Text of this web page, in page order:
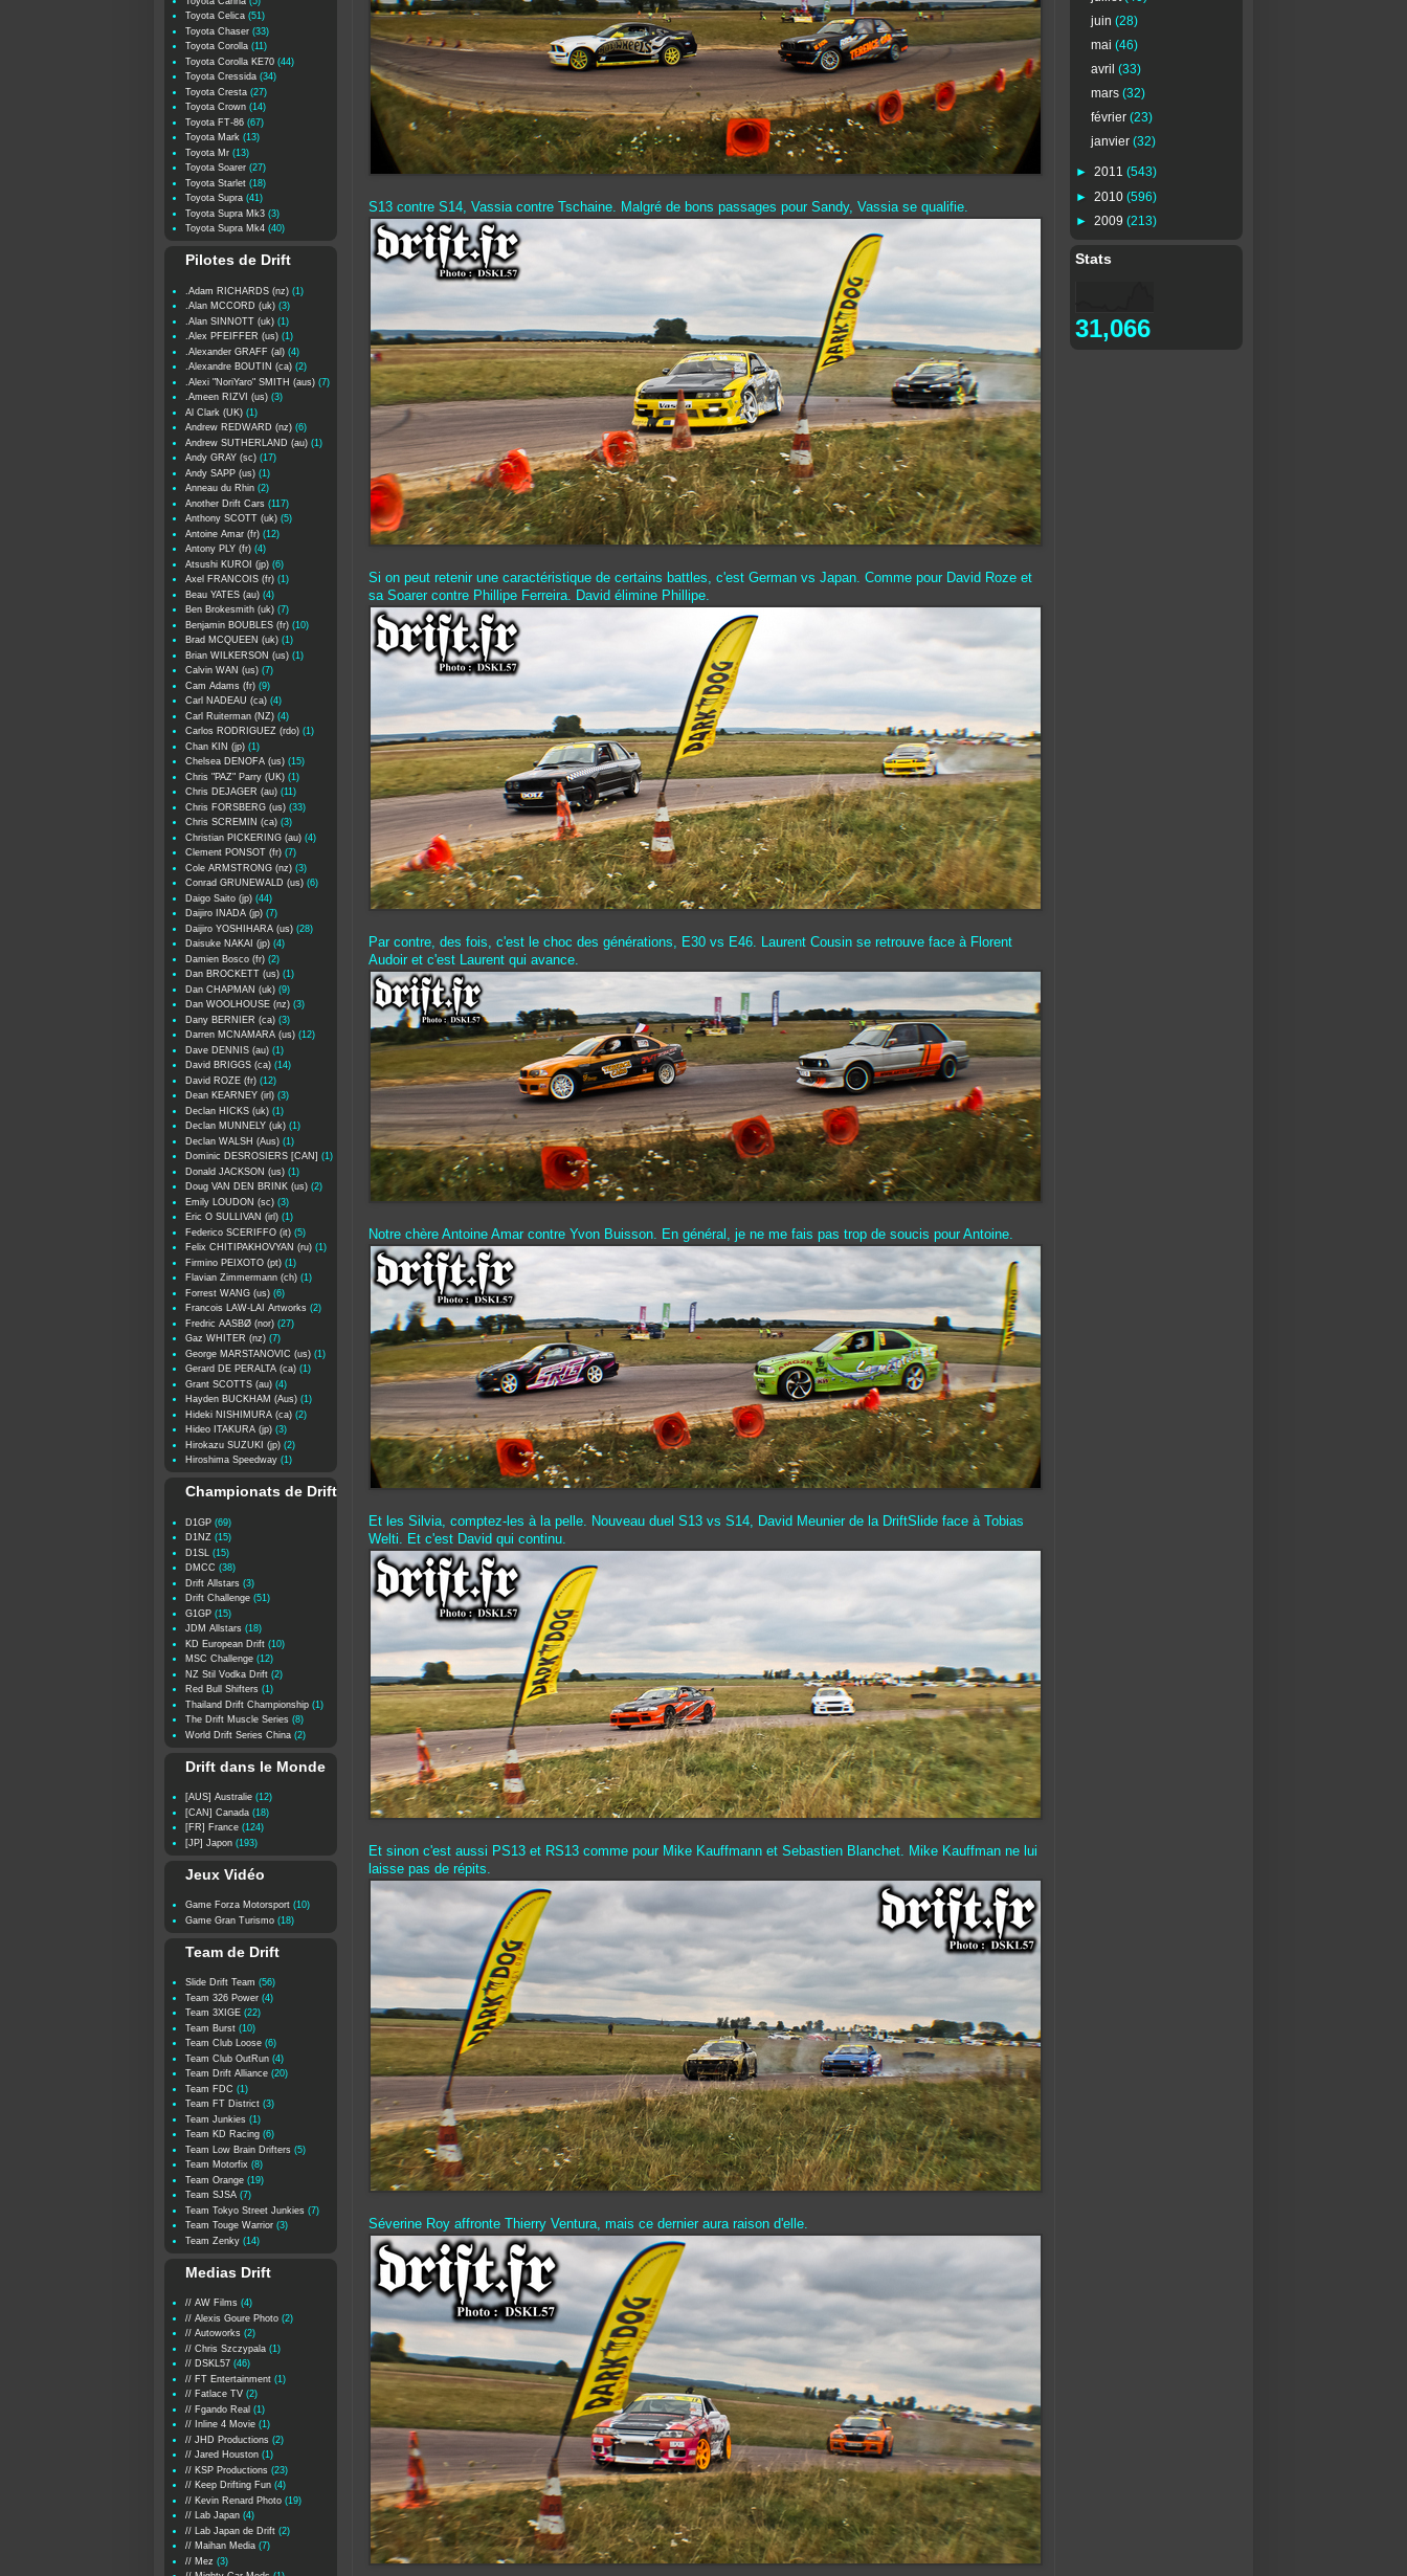
S13 contre S14, Vassia contre Tschaine. Malgré de bons passages pour Sandy, Vassia se qualifie.
Si on peut retenir une caractéristique de certains battles, c'est German vs Japan. Comme pour David Roze et
sa Soarer contre Phillipe Ferreira. David élimine Phillipe.
Par contre, des fois, c'est le choc des générations, E30 vs E46. Laurent Cousin se retrouve face à Florent
Audoir et c'est Laurent qui avance.
Notre chère Antoine Amar contre Yvon Buisson. En général, je ne me fais pas trop de soucis pour Antoine.
Et les Silvia, comptez-les à la pelle. Nouveau duel S13 vs S14, David Meunier de la DriftSlide face à Tobias
Welti. Et c'est David qui continu.
Et sinon c'est aussi PS13 et RS13 comme pour Mike Kauffmann et Sebastien Blanchet. Mike Kauffman ne lui
laisse pas de répits.
Séverine Roy affronte Thierry Ventura, mais ce dernier aura raison d'elle.
Toyota Celica (51)
Toyota Chaser (33)
Toyota Corolla (11)
Toyota Corolla KE70 (44)
Toyota Cressida (34)
Toyota Cresta (27)
Toyota Crown (14)
Toyota FT-86 (67)
Toyota Mark (13)
Toyota Mr (13)
Toyota Soarer (27)
Toyota Starlet (18)
Toyota Supra (41)
Toyota Supra Mk3 (3)
Toyota Supra Mk4 (40)
Pilotes de Drift
.Adam RICHARDS (nz) (1)
.Alan MCCORD (uk) (3)
.Alan SINNOTT (uk) (1)
.Alex PFEIFFER (us) (1)
.Alexander GRAFF (al) (4)
.Alexandre BOUTIN (ca) (2)
.Alexi "NoriYaro" SMITH (aus) (7)
.Ameen RIZVI (us) (3)
Al Clark (UK) (1)
Andrew REDWARD (nz) (6)
Andrew SUTHERLAND (au) (1)
Andy GRAY (sc) (17)
Andy SAPP (us) (1)
Anneau du Rhin (2)
Another Drift Cars (117)
Anthony SCOTT (uk) (5)
Antoine Amar (fr) (12)
Antony PLY (fr) (4)
Atsushi KUROI (jp) (6)
Axel FRANCOIS (fr) (1)
Beau YATES (au) (4)
Ben Brokesmith (uk) (7)
Benjamin BOUBLES (fr) (10)
Brad MCQUEEN (uk) (1)
Brian WILKERSON (us) (1)
Calvin WAN (us) (7)
Cam Adams (fr) (9)
Carl NADEAU (ca) (4)
Carl Ruiterman (NZ) (4)
Carlos RODRIGUEZ (rdo) (1)
Chan KIN (jp) (1)
Chelsea DENOFA (us) (15)
Chris "PAZ" Parry (UK) (1)
Chris DEJAGER (au) (11)
Chris FORSBERG (us) (33)
Chris SCREMIN (ca) (3)
Christian PICKERING (au) (4)
Clement PONSOT (fr) (7)
Cole ARMSTRONG (nz) (3)
Conrad GRUNEWALD (us) (6)
Daigo Saito (jp) (44)
Daijiro INADA (jp) (7)
Daijiro YOSHIHARA (us) (28)
Daisuke NAKAI (jp) (4)
Damien Bosco (fr) (2)
Dan BROCKETT (us) (1)
Dan CHAPMAN (uk) (9)
Dan WOOLHOUSE (nz) (3)
Dany BERNIER (ca) (3)
Darren MCNAMARA (us) (12)
Dave DENNIS (au) (1)
David BRIGGS (ca) (14)
David ROZE (fr) (12)
Dean KEARNEY (irl) (3)
Declan HICKS (uk) (1)
Declan MUNNELY (uk) (1)
Declan WALSH (Aus) (1)
Dominic DESROSIERS [CAN] (1)
Donald JACKSON (us) (1)
Doug VAN DEN BRINK (us) (2)
Emily LOUDON (sc) (3)
Eric O SULLIVAN (irl) (1)
Federico SCERIFFO (it) (5)
Felix CHITIPAKHOVYAN (ru) (1)
Firmino PEIXOTO (pt) (1)
Flavian Zimmermann (ch) (1)
Forrest WANG (us) (6)
Francois LAW-LAI Artworks (2)
Fredric AASBØ (nor) (27)
Gaz WHITER (nz) (7)
George MARSTANOVIC (us) (1)
Gerard DE PERALTA (ca) (1)
Grant SCOTTS (au) (4)
Hayden BUCKHAM (Aus) (1)
Hideki NISHIMURA (ca) (2)
Hideo ITAKURA (jp) (3)
Hirokazu SUZUKI (jp) (2)
Hiroshima Speedway (1)
Championats de Drift
D1GP (69)
D1NZ (15)
D1SL
(15)
DMCC (38)
Drift Allstars (3)
Drift Challenge (51)
G1GP (15)
JDM Allstars (18)
KD European Drift (10)
MSC Challenge (12)
NZ Stil Vodka Drift (2)
Red Bull Shifters (1)
Thailand Drift Championship (1)
The Drift Muscle Series (8)
World Drift Series China (2)
Drift dans le Monde
[AUS] Australie (12)
[CAN] Canada (18)
[FR] France (124)
[JP] Japon (193)
Jeux Vidéo
Game Forza Motorsport (10)
Game Gran Turismo (18)
Team de Drift
Slide Drift Team (56)
Team 326 Power (4)
Team 3XIGE (22)
Team Burst (10)
Team Club Loose (6)
Team Club OutRun (4)
Team Drift Alliance (20)
Team FDC (1)
Team FT District (3)
Team Junkies (1)
Team KD Racing (6)
Team Low Brain Drifters (5)
Team Motorfix (8)
Team Orange (19)
Team SJSA (7)
Team Tokyo Street Junkies (7)
Team Touge Warrior (3)
Team Zenky (14)
Medias Drift
// AW Films (4)
// Alexis Goure Photo (2)
// Autoworks (2)
// Chris Szczypala (1)
// DSKL57 (46)
// FT Entertainment (1)
// Fatlace TV (2)
// Fgando Real (1)
// Inline 4 Movie (1)
// JHD Productions (2)
// Jared Houston (1)
// KSP Productions (23)
// Keep Drifting Fun (4)
// Kevin Renard Photo (19)
// Lab Japan (4)
// Lab Japan de Drift (2)
// Maihan Media (7)
// Mez (3)
juin (28)
mai (46)
avril (33)
mars (32)
février (23)
janvier (32)
► 2011 (543)
► 2010 (596)
► 2009 (213)
Stats
31,066